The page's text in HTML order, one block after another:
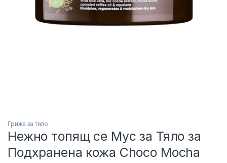
Грижа за тяло
Нежно топящ се Мус за Тяло за
Подхранена кожа Choco Mocha